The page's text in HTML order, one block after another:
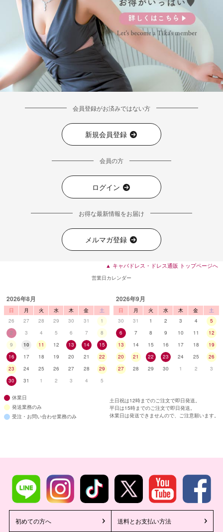
会員登録がお済みではない方
新規会員登録
会員の方
ログイン
お得な最新情報をお届け
メルマガ登録
▲ キャバドレス・ドレス通販 トップページへ
営業日カレンダー
2026年8月
日 月 火 水 木 金
土
26
27 28 29 30 31
1
2
3 4 5 6 7
8
9
10 11 12 13 14
15
16
17 18 19 20 21
22
23
24 25 26 27 28
29
30
31 1 2 3 4 5
2026年9月
日 月 火 水 木 金
土
30
31 1 2 3 4
5
6
7 8 9 10 11
12
13
14 15 16 17 18
19
20
21 22 23 24 25
26
27
28 29 30 1 2 3
休業日
発送業務のみ
受注・お問い合わせ業務のみ
土日祝は12時までのご注文で即日発送。
平日は15時までのご注文で即日発送。
休業日は発送できませんので、ご注意願います。
初めての方へ 送料とお支払い方法